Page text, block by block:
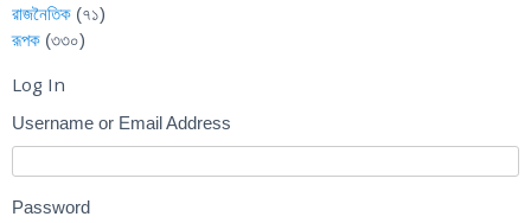
রাজনৈতিক (৭১)
রূপক (৩৩০)
Log In
Username or Email Address
Password